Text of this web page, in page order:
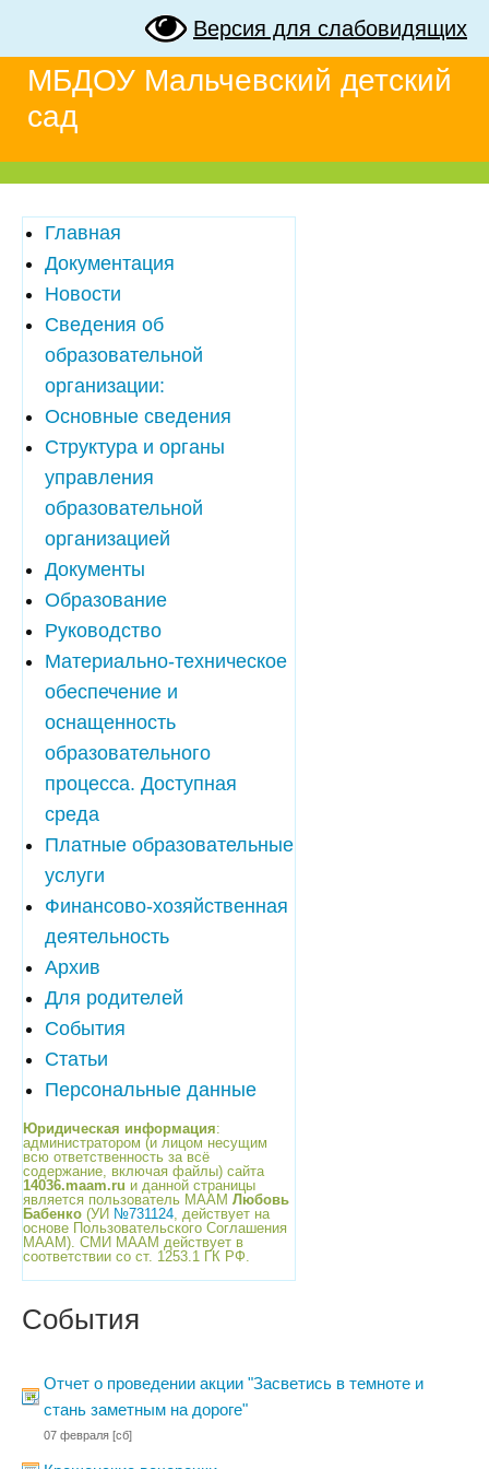
Версия для слабовидящих
МБДОУ Мальчевский детский
сад
Главная
Документация
Новости
Сведения об
образовательной
организации:
Основные сведения
Структура и органы
управления
образовательной
организацией
Документы
Образование
Руководство
Материально-техническое
обеспечение и
оснащенность
образовательного
процесса. Доступная
среда
Платные образовательные
услуги
Финансово-хозяйственная
деятельность
Архив
Для родителей
События
Статьи
Персональные данные
Юридическая информация:
администратором (и лицом несущим
всю ответственность за всё
содержание, включая файлы) сайта
14036.maam.ru и данной страницы
является пользователь МААМ Любовь
Бабенко (УИ №731124, действует на
основе Пользовательского Соглашения
МААМ). СМИ МААМ действует в
соответствии со ст. 1253.1 ГК РФ.
События
Отчет о проведении акции "Засветись в темноте и
стань заметным на дороге"
07 февраля [сб]